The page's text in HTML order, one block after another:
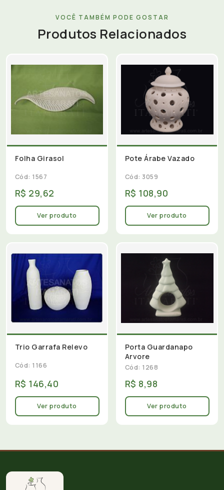
VOCÊ TAMBÉM PODE GOSTAR
Produtos Relacionados
Folha Girasol
Cód: 1567
R$ 29,62
Ver produto
Pote Árabe Vazado
Cód: 3059
R$ 108,90
Ver produto
Trio Garrafa Relevo
Cód: 1166
R$ 146,40
Ver produto
Porta Guardanapo
Arvore
Cód: 1268
R$ 8,98
Ver produto